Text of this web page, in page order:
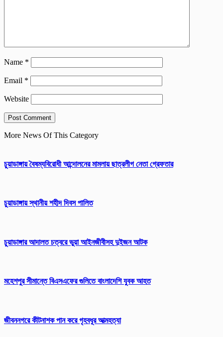
Name *
Email *
Website
More News Of This Category
চুয়াডাঙ্গায় বৈষম্যবিরোধী আন্দোলনের মামলায় ছাত্রলীগ নেতা গ্রেফতার
চুয়াডাঙ্গায় স্থানীয় শহীদ দিবস পা‌লিত
চুয়াডাঙ্গার আদালত চত্বরে ভুয়া আইনজীবীসহ দুইজন আটক
মহেশপুর সীমান্তে বিএসএফের গুলিতে বাংলাদেশি যুবক আহত
জীবননগরে কীটনাশক পান করে গৃহবধূর আত্মহত্যা